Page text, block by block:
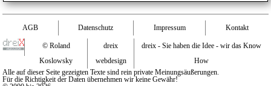
AGB Datenschutz Impressum Kontakt
© Roland
Koslowsky
dreix
webdesign
dreix - Sie haben die Idee - wir das Know
How
Alle auf dieser Seite gezeigten Texte sind rein private Meinungsäußerungen.
Für die Richtigkeit der Daten übernehmen wir keine Gewähr!